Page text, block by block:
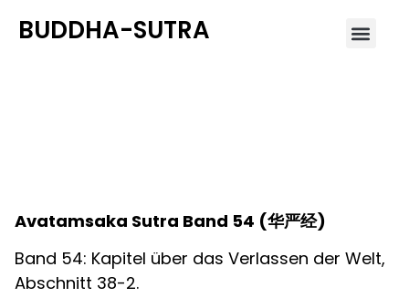
BUDDHA-SUTRA
Avatamsaka Sutra Band 54 (华严经)
Band 54: Kapitel über das Verlassen der Welt,
Abschnitt 38-2.